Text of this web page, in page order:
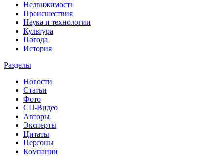
Недвижимость
Происшествия
Наука и технологии
Культура
Погода
История
Разделы
Новости
Статьи
Фото
СП-Видео
Авторы
Эксперты
Цитаты
Персоны
Компании